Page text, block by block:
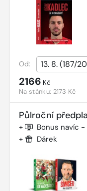
Od:
2166 Kč
Na stánku:2173 Kč
Půlroční
+ Bonus navíc
+ Dárek